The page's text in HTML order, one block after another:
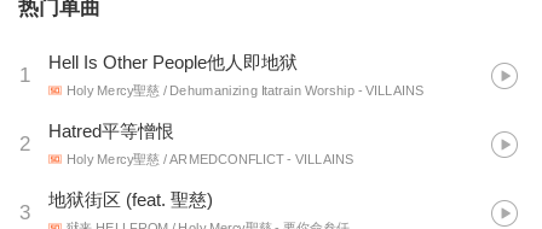
热门单曲
1
Hell Is Other People他人即地狱
Holy Mercy聖慈 / Dehumanizing Itatrain Worship- VILLAINS
2
Hatred平等憎恨
Holy Mercy聖慈 / ARMEDCONFLICT- VILLAINS
3
地狱街区 (feat. 聖慈)